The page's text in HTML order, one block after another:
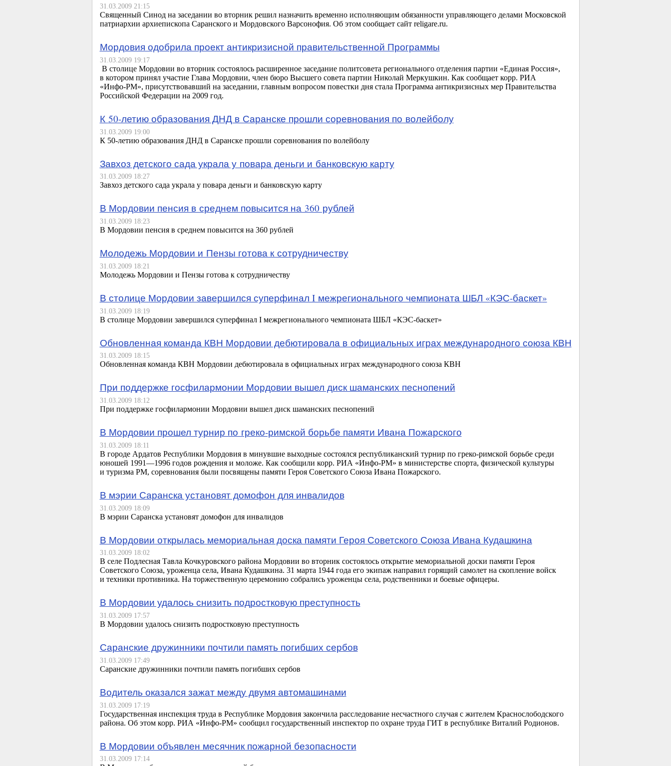
31.03.2009 21:15
Священный Синод на заседании во вторник решил назначить временно исполняющим обязанности управляющего делами Московской
патриархии архиепископа Саранского и Мордовского Варсонофия. Об этом сообщает сайт religare.ru.
Мордовия одобрила проект антикризисной правительственной Программы
31.03.2009 19:17
В столице Мордовии во вторник состоялось расширенное заседание политсовета регионального отделения партии «Единая Россия»,
в котором принял участие Глава Мордовии, член бюро Высшего совета партии Николай Меркушкин. Как сообщает корр. РИА
«Инфо-РМ», присутствовавший на заседании, главным вопросом повестки дня стала Программа антикризисных мер Правительства
Российской Федерации на 2009 год.
К 50-летиюобразования ДНД в Саранске прошли соревнования по волейболу
31.03.2009 19:00
К 50-летиюобразования ДНД в Саранске прошли соревнования по волейболу
Завхоз детского сада украла у повара деньги и банковскую карту
31.03.2009 18:27
Завхоз детского сада украла у повара деньги и банковскую карту
В Мордовии пенсия в среднем повысится на 360 рублей
31.03.2009 18:23
В Мордовии пенсия в среднем повысится на 360 рублей
Молодежь Мордовии и Пензы готова к сотрудничеству
31.03.2009 18:21
Молодежь Мордовии и Пензы готова к сотрудничеству
В столице Мордовии завершился суперфинал I межрегионального чемпионата ШБЛ «КЭС-баскет»
31.03.2009 18:19
В столице Мордовии завершился суперфинал I межрегионального чемпионата ШБЛ «КЭС-баскет»
Обновленная команда КВН Мордовии дебютировала в официальных играх международного союза КВН
31.03.2009 18:15
Обновленная команда КВН Мордовии дебютировала в официальных играх международного союза КВН
При поддержке госфилармонии Мордовии вышел диск шаманских песнопений
31.03.2009 18:12
При поддержке госфилармонии Мордовии вышел диск шаманских песнопений
В Мордовии прошел турнир по греко-римской борьбе памяти Ивана Пожарского
31.03.2009 18:11
В городе Ардатов Республики Мордовия в минувшие выходные состоялся республиканский турнир по греко-римской борьбе среди
юношей 1991—1996годов рождения и моложе. Как сообщили корр. РИА «Инфо-РМ» в министерстве спорта, физической культуры
и туризма РМ, соревнования были посвящены памяти Героя Советского Союза Ивана Пожарского.
В мэрии Саранска установят домофон для инвалидов
31.03.2009 18:09
В мэрии Саранска установят домофон для инвалидов
В Мордовии открылась мемориальная доска памяти Героя Советского Союза Ивана Кудашкина
31.03.2009 18:02
В селе Подлесная Тавла Кочкуровского района Мордовии во вторник состоялось открытие мемориальной доски памяти Героя
Советского Союза, уроженца села, Ивана Кудашкина. 31 марта 1944 года его экипаж направил горящий самолет на скопление войск
и техники противника. На торжественную церемонию собрались уроженцы села, родственники и боевые офицеры.
В Мордовии удалось снизить подростковую преступность
31.03.2009 17:57
В Мордовии удалось снизить подростковую преступность
Саранские дружинники почтили память погибших сербов
31.03.2009 17:49
Саранские дружинники почтили память погибших сербов
Водитель оказался зажат между двумя автомашинами
31.03.2009 17:19
Государственная инспекция труда в Республике Мордовия закончила расследование несчастного случая с жителем Краснослободского
района. Об этом корр. РИА «Инфо-РМ» сообщил государственный инспектор по охране труда ГИТ в республике Виталий Родионов.
В Мордовии объявлен месячник пожарной безопасности
31.03.2009 17:14